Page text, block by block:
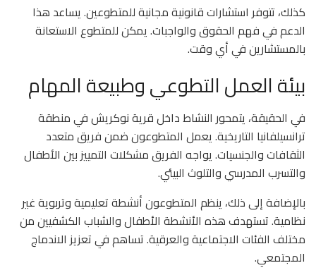
كذلك، تتوفر استشارات قانونية مجانية للمتطوعين. يساعد هذا
الدعم في فهم الحقوق والواجبات. يمكن للمتطوع الاستعانة
بالمستشارين في أي وقت.
بيئة العمل التطوعي وطبيعة المهام
في الحقيقة، يتمحور النشاط داخل قرية نوكريش في منطقة
ترانسيلفانيا التاريخية. يعمل المتطوعون ضمن فريق متعدد
الثقافات والجنسيات. يواجه الفريق مشكلات التمييز بين الأطفال
والتسرب المدرسي والتلوث البيئي.
بالإضافة إلى ذلك، ينظم المتطوعون أنشطة تعليمية وتربوية غير
نظامية. تستهدف هذه الأنشطة الأطفال والشباب الكشفيين من
مختلف الفئات الاجتماعية والعرقية. تساهم في تعزيز الاندماج
المجتمعي.